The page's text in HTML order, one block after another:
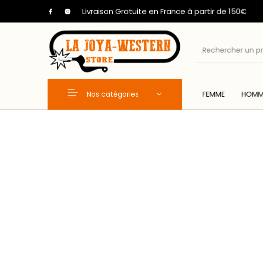
Livraison Gratuite en France à partir de 150€
FEMME
Nos catégories